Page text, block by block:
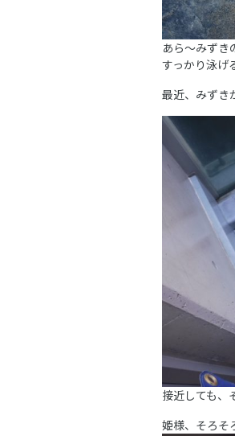
あら～みずき
すっかり泳げ
最近、みずき
接近しても、
姫様、そろそ